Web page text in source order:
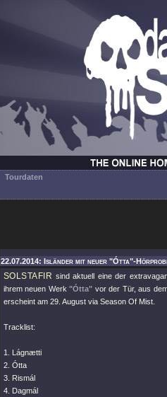
Tourdaten
22.07.2014: Isländer mit neuer "Ótta"-
SOLSTAFIR sind aktuell eine der
ihrem neuen Werk"Ótta" vor der Tür, aus
erscheint am 29. August via Season Of Mist.
Tracklist:
1. Lágnætti
2. Ótta
3. Rismál
4. Dagmál